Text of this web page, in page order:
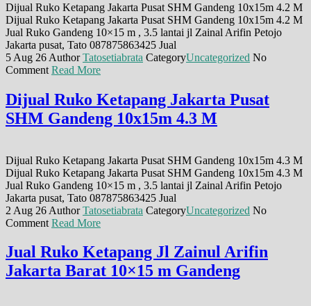
Dijual Ruko Ketapang Jakarta Pusat SHM Gandeng 10x15m 4.2 M
Dijual Ruko Ketapang Jakarta Pusat SHM Gandeng 10x15m 4.2 M
Jual Ruko Gandeng 10×15 m , 3.5 lantai jl Zainal Arifin Petojo
Jakarta pusat, Tato 087875863425 Jual
5 Aug 26 AuthorTatosetiabrata CategoryUncategorized No
Comment Read More
Dijual Ruko Ketapang Jakarta Pusat
SHM Gandeng 10x15m 4.3 M
Dijual Ruko Ketapang Jakarta Pusat SHM Gandeng 10x15m 4.3 M
Dijual Ruko Ketapang Jakarta Pusat SHM Gandeng 10x15m 4.3 M
Jual Ruko Gandeng 10×15 m , 3.5 lantai jl Zainal Arifin Petojo
Jakarta pusat, Tato 087875863425 Jual
2 Aug 26 AuthorTatosetiabrata CategoryUncategorized No
Comment Read More
Jual Ruko Ketapang Jl Zainul Arifin
Jakarta Barat 10×15 m Gandeng